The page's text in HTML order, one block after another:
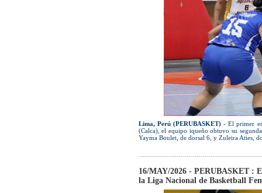
Lima, Perú (PERUBASKET)- El primer
(Calca), el equipo iqueño obtuvo su
Yayma Boulet, de dorsal 6, y Zuleira Aties,
16/MAY/2026 - PERUBASKET :
la Liga Nacional de Basketball